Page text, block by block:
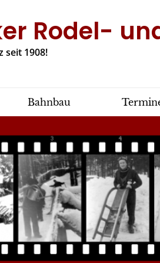
Rodel-
seit 1908!
Bahnbau